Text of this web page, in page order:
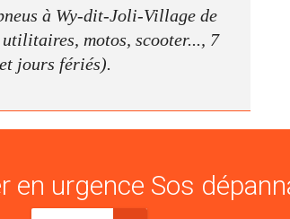
à Wy-dit-Joli-Village de
utilitaires, motos, scooter..., 7
jours fériés).
urgence Sos